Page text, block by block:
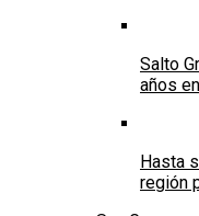
Salto
años
Hasta
región